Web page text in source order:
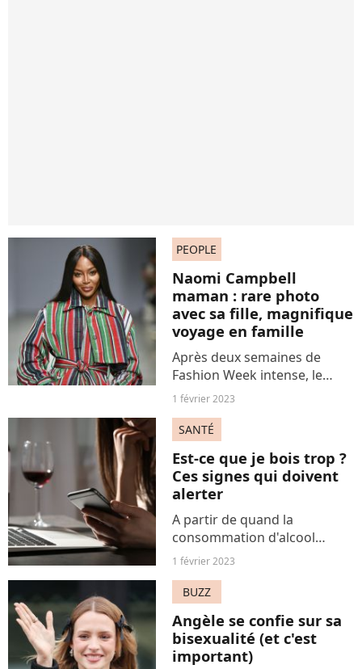
PEOPLE
Naomi Campbell
maman : rare photo
avec sa fille, magnifique
voyage en famille
Après deux semaines de
Fashion Week intense, le
mannequin internationale
temporairement les podiums
et les grandes soirées pour
des vacances avec sa fille
dans...
1 février 2023
SANTÉ
Est-ce que je bois trop ?
Ces signes qui doivent
alerter
A partir de quand la
consommation d'alcool
devient-elle problématique ?
l'alcoolisme ne manquent
pas. On fait le point.
1 février 2023
BUZZ
Angèle se confie sur sa
bisexualité (et c'est
important)